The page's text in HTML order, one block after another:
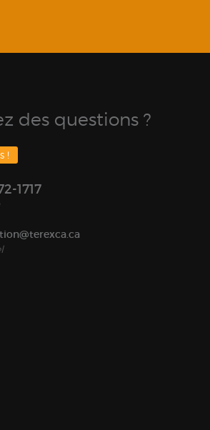
des questions ?
!
1717